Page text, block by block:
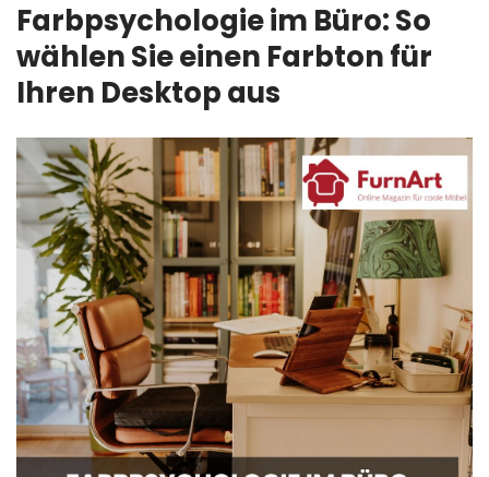
Farbpsychologie im Büro: So
wählen Sie einen Farbton für
Ihren Desktop aus